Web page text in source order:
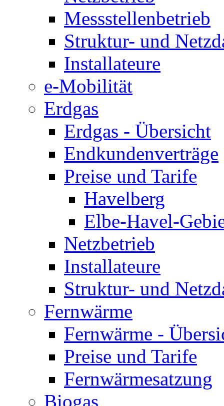
Messstellenbetrieb
Struktur- und
Installateure
e-Mobilität
Erdgas
Erdgas - Übersicht
Endkundenverträge
Preise und Tarife
Havelberg
Elbe-Havel-
Netzbetrieb
Installateure
Struktur- und
Fernwärme
Fernwärme -
Preise und Tarife
Fernwärmesatzung
Biogas